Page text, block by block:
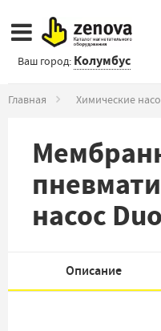
Ваш город: Колумбус
Главная Химические
насос
Описание